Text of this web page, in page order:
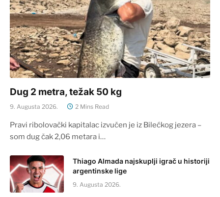
Dug 2 metra, težak 50 kg
9. Augusta 2026. 2 Mins Read
Pravi ribolovački kapitalac izvučen je iz Bilećkog jezera –
som dug čak 2,06 metara i…
Thiago Almada najskuplji igrač u historiji
argentinske lige
9. Augusta 2026.